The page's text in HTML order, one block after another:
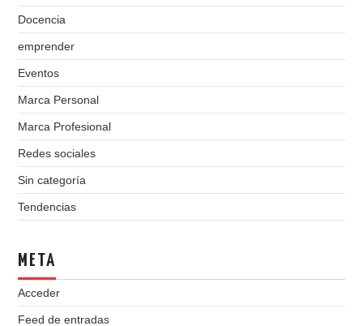
Docencia
emprender
Eventos
Marca Personal
Marca Profesional
Redes sociales
Sin categoría
Tendencias
META
Acceder
Feed de entradas